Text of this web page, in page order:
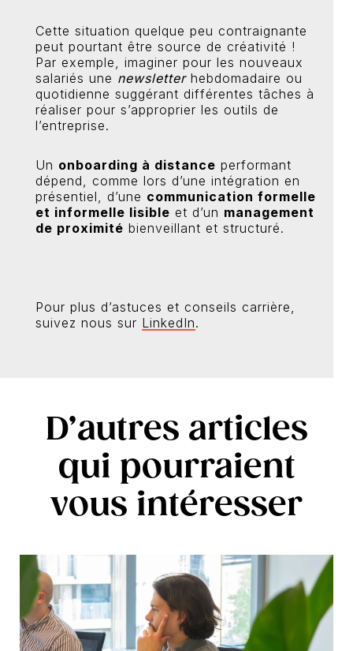
Cette situation quelque peu contraignante
peut pourtant être source de créativité !
Par exemple, imaginer pour les nouveaux
salariés une newsletterhebdomadaire ou
quotidienne suggérant différentes tâches à
réaliser pour s’approprier les outils de
l’entreprise.
Un onboarding à distance performant
dépend, comme lors d’une intégration en
présentiel, d’une communication formelle
et informelle lisible et d’un management
de proximité bienveillant et structuré.
Pour plus d’astuces et conseils carrière,
suivez nous sur LinkedIn.
D’autres articles
qui pourraient
vous intéresser